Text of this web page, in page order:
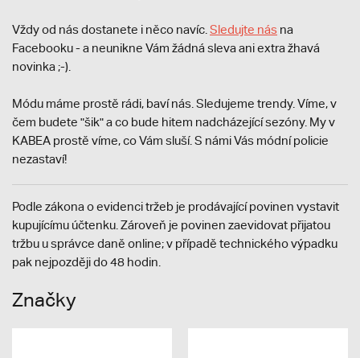
Vždy od nás dostanete i něco navíc. Sledujte nás na
Facebooku - a neunikne Vám žádná sleva ani extra žhavá
novinka ;-).
Módu máme prostě rádi, baví nás. Sledujeme trendy. Víme, v
čem budete "šik" a co bude hitem nadcházející sezóny. My v
KABEA prostě víme, co Vám sluší. S námi Vás módní policie
nezastaví!
Podle zákona o evidenci tržeb je prodávající povinen vystavit
kupujícímu účtenku. Zároveň je povinen zaevidovat přijatou
tržbu u správce daně online; v případě technického výpadku
pak nejpozději do 48 hodin.
Značky